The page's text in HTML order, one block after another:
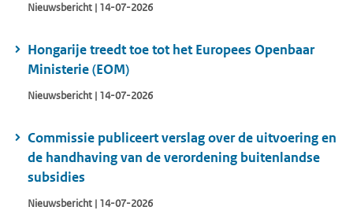
Nieuwsbericht | 14-07-2026
Hongarije treedt toe tot het Europees Openbaar
Ministerie (EOM)
Nieuwsbericht | 14-07-2026
Commissie publiceert verslag over de uitvoering en
de handhaving van de verordening buitenlandse
subsidies
Nieuwsbericht | 14-07-2026